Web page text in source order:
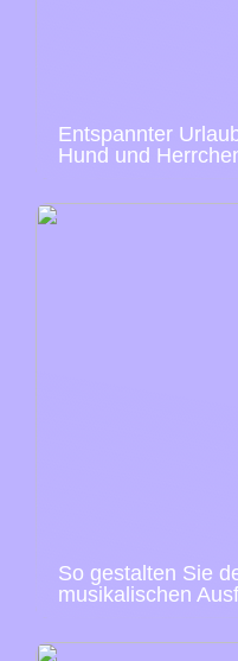
Entspannter
Hund und
So gestalten Sie
musikalischen